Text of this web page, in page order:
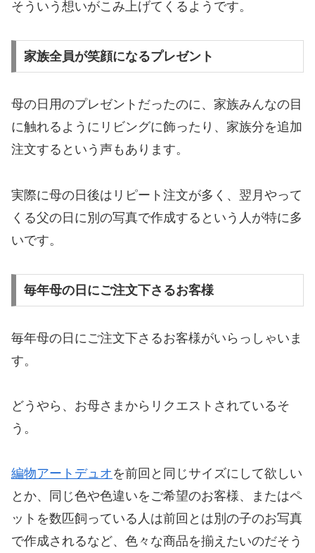
そういう想いがこみ上げてくるようです。
家族全員が笑顔になるプレゼント
母の日用のプレゼントだったのに、家族みんなの目
に触れるようにリビングに飾ったり、家族分を追加
注文するという声もあります。
実際に母の日後はリピート注文が多く、翌月やって
くる父の日に別の写真で作成するという人が特に多
いです。
毎年母の日にご注文下さるお客様
毎年母の日にご注文下さるお客様がいらっしゃいま
す。
どうやら、お母さまからリクエストされているそ
う。
編物アートデュオ を前回と同じサイズにして欲しい
とか、同じ色や色違いをご希望のお客様、またはペ
ットを数匹飼っている人は前回とは別の子のお写真
で作成されるなど、色々な商品を揃えたいのだそう